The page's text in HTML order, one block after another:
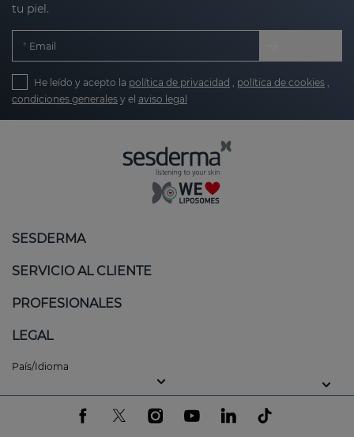
tu piel.
Email
He leído y acepto la política de privacidad política de cookies
condiciones generales y el aviso legal
SESDERMA
SERVICIO AL CLIENTE
PROFESIONALES
LEGAL
País/Idioma